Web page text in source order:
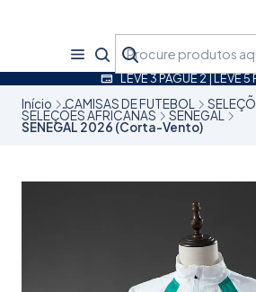
LEVE 3 PAGUE 2 | LEVE 5
Início CAMISAS DE FUTEBOL
SELEÇÕES AFRICANAS SENEGAL
SENEGAL 2026 (Corta-Vento)